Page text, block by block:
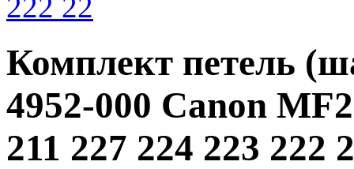
Комплект петель
4952-000 Canon
211 227 224 223 222